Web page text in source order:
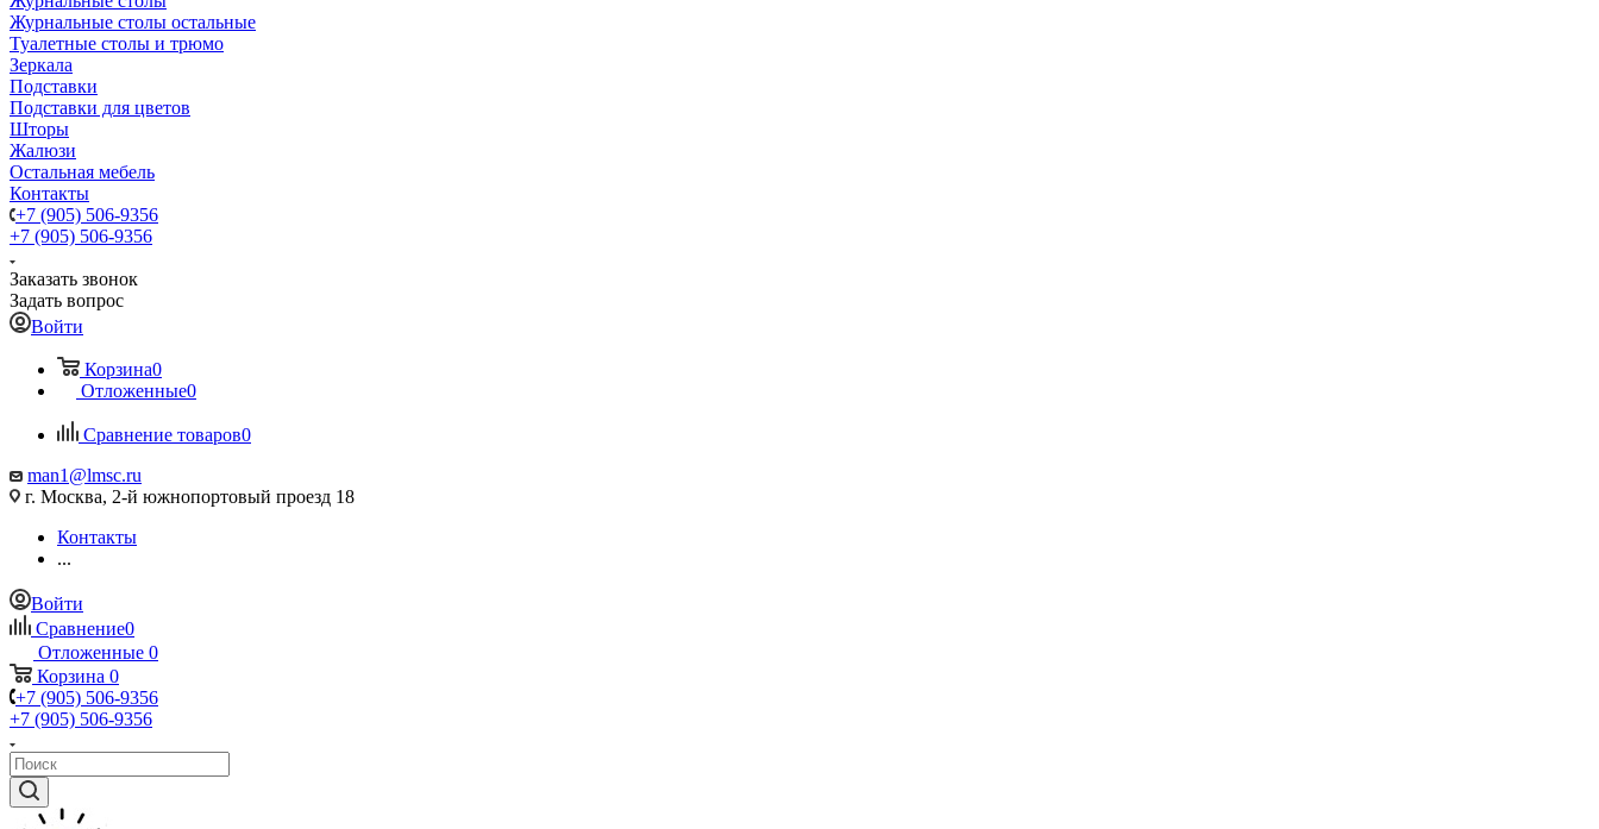
Журнальные столы остальные
Туалетные столы и трюмо
Зеркала
Подставки
Подставки для цветов
Шторы
Жалюзи
Остальная мебель
Контакты
+7 (905) 506-9356
+7 (905) 506-9356
Заказать звонок
Задать вопрос
Войти
Корзина0
Отложенные0
Сравнение товаров0
man1@lmsc.ru
г. Москва, 2-й южнопортовый проезд 18
Контакты
...
Войти
Сравнение0
Отложенные 0
Корзина 0
+7 (905) 506-9356
+7 (905) 506-9356